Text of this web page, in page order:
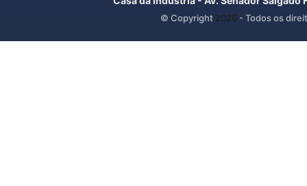
© Copyright 2026 - Todos os